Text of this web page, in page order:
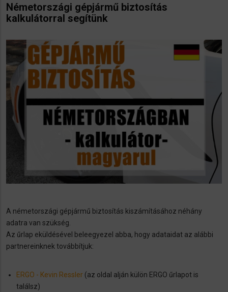
Németországi gépjármű biztosítás
kalkulátorral segítünk
A németországi gépjármű biztosítás kiszámításához néhány
adatra van szükség.
Az űrlap eküldésével beleegyezel abba, hogy adataidat az alábbi
partnereinknek továbbítjuk:
ERGO - Kevin Ressler (az oldal alján külön ERGO űrlapot is
találsz)